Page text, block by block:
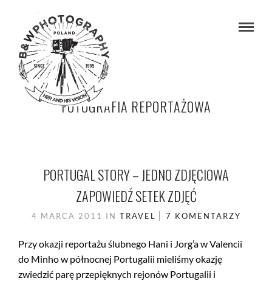
FOTOGRAFIA REPORTAŻOWA
PORTUGAL STORY – JEDNO ZDJĘCIOWA
ZAPOWIEDŹ SETEK ZDJĘĆ
4 MARCA 2011 IN TRAVEL 7 KOMENTARZY
Przy okazji reportażu ślubnego Hani i Jorg’a w Valencii
do Minho w północnej Portugalii mieliśmy okazję
zwiedzić parę przepięknych rejonów Portugalii i